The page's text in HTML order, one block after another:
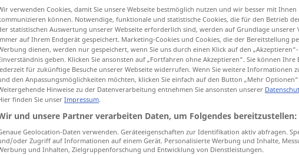
antippen)
antinatural
verwenden Cookies, damit Sie unsere Webseite bestmöglich nutzen und wir besser mit Ihnen
können. Notwendige, funktionale und statistische Cookies, die für den Betrieb
statistischen Auswertung unserer Webseite erforderlich sind, werden auf Grundlage unserer
auf Ihrem Endgerät gespeichert. Marketing-Cookies und Cookies, die der Bereitstellung
dienen, werden nur gespeichert, wenn Sie uns durch einen Klick auf den
geben. Klicken Sie ansonsten auf „Fortfahren ohne Akzeptieren“. Sie können Ihre
für zukünftige Besuche unserer Webseite widerrufen. Wenn Sie weitere Informationen
den Anpassungsmöglichkeiten möchten, klicken Sie einfach auf den Button „Mehr Optionen“.
Hinweise zu der Datenverarbeitung entnehmen Sie ansonsten unserer
finden Sie unser Impressum.
und unsere Partner verarbeiten Daten, um Folgendes bereitzustellen:
Geolocation-Daten verwenden. Geräteeigenschaften zur Identifikation aktiv abfragen.
oder Zugriff auf Informationen auf einem Gerät. Personalisierte Werbung und Inhalte,
und Inhalten, Zielgruppenforschung und Entwicklung von Dienstleistungen.